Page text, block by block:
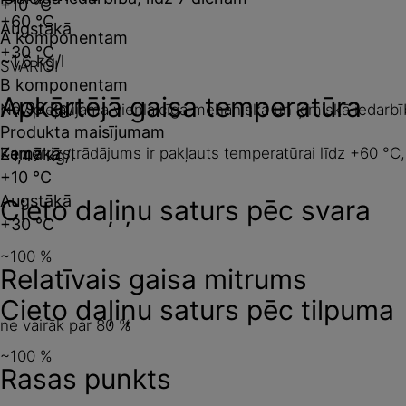
A komponentam
~1,6 kg/l
B komponentam
~0,99 kg/l
Produkta maisījumam
~1,47 kg/l
Cieto daļiņu saturs pēc svara
~100 %
Cieto daļiņu saturs pēc tilpuma
~100 %
+60 °C
SVARĪGI
Nav pieļaujama vienlaicīga mehāniskā un ķīmiskā
Kamēr izstrādājums ir pakļauts temperatūrai līdz +60
+10 °C
Augstākā
+30 °C
Apkārtējā gaisa temperatūra
Zemākā
+10 °C
Augstākā
+30 °C
Relatīvais gaisa mitrums
ne vairāk par 80 %
Rasas punkts